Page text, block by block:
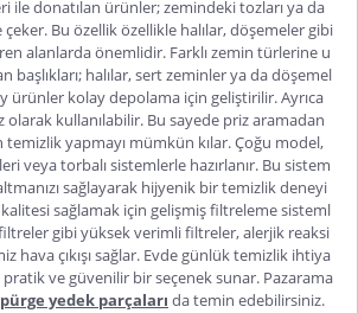
ile donatılan ürünler; zemindeki tozları ya da
Bu özellik özellikle halılar, döşemeler gibi
alanlarda önemlidir. Farklı zemin türlerine u
başlıkları; halılar, sert zeminler ya da döşemel
ürünler kolay depolama için geliştirilir. Ayrıca
kullanılabilir. Bu sayede priz aramadan
yapmayı mümkün kılar. Çoğu model,
veya torbalı sistemlerle hazırlanır. Bu sistem
sağlayarak hijyenik bir temizlik deneyi
sağlamak için gelişmiş filtreleme sisteml
gibi yüksek verimli filtreler, alerjik reaksi
hava çıkışı sağlar. Evde günlük temizlik ihtiya
pratik ve güvenilir bir seçenek sunar. Pazarama
yedek parçaları da temin edebilirsiniz.